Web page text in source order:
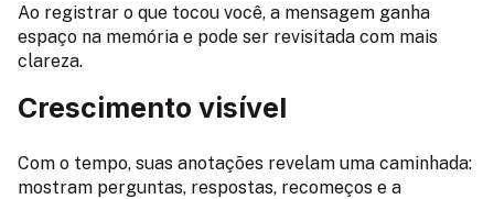
Ao registrar o que tocou você, a mensagem ganha
espaço na memória e pode ser revisitada com mais
clareza.
Crescimento visível
Com o tempo, suas anotações revelam uma caminhada:
mostram perguntas, respostas, recomeços e a